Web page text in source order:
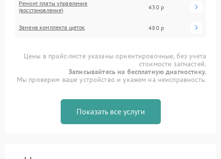
Ремонт платы управления
(восстановление)
430 р
Замена комплекта щеток 480 р
Цены в прайс-листе указаны ориентировочные, без учета
стоимости запчастей.
Записывайтесь на бесплатную диагностику.
Мы проверим ваше устройство и укажем на неисправность.
Показать все услуги